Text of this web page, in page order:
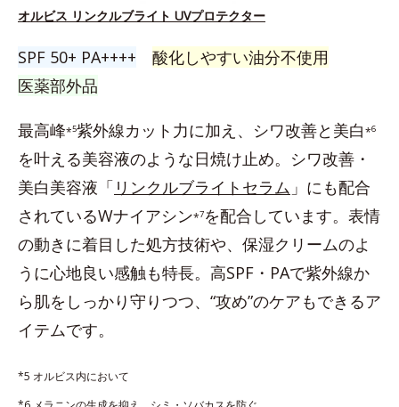
オルビス リンクルブライト UVプロテクター
SPF 50+ PA++++
酸化しやすい油分不使用
医薬部外品
最高峰*5紫外線カット力に加え、シワ改善と美白*6
を叶える美容液のような日焼け止め。シワ改善・
美白美容液「 リンクルブライトセラム 」にも配合
されているWナイアシン*7を配合しています。表情
の動きに着目した処方技術や、保湿クリームのよ
うに心地良い感触も特長。高SPF・PAで紫外線か
ら肌をしっかり守りつつ、“攻め”のケアもできるア
イテムです。
*5 オルビス内において